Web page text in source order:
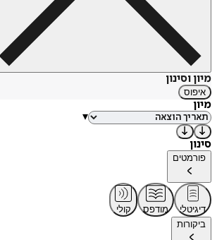
מיון וסינון
איפוס
מיון
▾
סינון
פורמטים
דיגיטלי מודפס
קולי
ביקורות